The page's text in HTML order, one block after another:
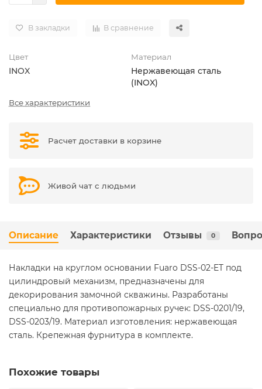
В закладки В сравнение
Цвет
INOX
Материал
Нержавеющая сталь
(INOX)
Все характеристики
Расчет доставки в корзине
Живой чат с людьми
Описание Характеристики Отзывы 0
Накладки на круглом основании Fuaro DSS-02-ET под
цилиндровый механизм, предназначены для
декорирования замочной скважины. Разработаны
специально для противопожарных ручек: DSS-0201/19,
DSS-0203/19. Материал изготовления: нержавеющая
сталь. Крепежная фурнитура в комплекте.
Похожие товары